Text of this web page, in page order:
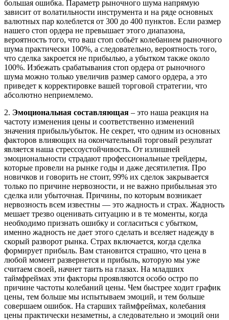
большая ошибка. Параметр рыночного шума напрямую
зависит от волатильности инструмента и на ряде основных
валютных пар колеблется от 300 до 400 пунктов. Если размер
нашего стоп ордера не превышает этого диапазона,
вероятность того, что ваш стоп собьёт колебанием рыночного
шума практически 100%, а следовательно, вероятность того,
что сделка закроется не прибылью, а убытком также около
100%. Избежать срабатывания стоп ордера от рыночного
шума можно только увеличив размер самого ордера, а это
приведет к корректировке вашей торговой стратегии, что
абсолютно неприемлемо.
2. Эмоциональная составляющая – это наша реакция на
частоту изменения цены и соответственно изменений
значения прибыль/убыток. Не секрет, что одним из основных
факторов влияющих на окончательный торговый результат
является наша стрессоустойчивость. От излишней
эмоциональности страдают профессиональные трейдеры,
которые провели на рынке годы и даже десятилетия. Про
новичков и говорить не стоит, 99% их сделок закрывается
только по причине нервозности, и не важно прибыльная это
сделка или убыточная. Причины, по которым возникает
нервозность всем известны — это жадность и страх. Жадность
мешает трезво оценивать ситуацию и в те моменты, когда
необходимо признать ошибку и согласиться с убытком,
именно жадность не дает этого сделать и вселяет надежду в
скорый разворот рынка. Страх включается, когда сделка
формирует прибыль. Вам становится страшно, что цена в
любой момент развернется и прибыль, которую мы уже
считаем своей, начнет таить на глазах. На младших
таймфреймах эти факторы проявляются особо остро по
причине частоты колебаний цены. Чем быстрее ходит график
цены, тем больше мы испытываем эмоций, и тем больше
совершаем ошибок. На старших таймфреймах, колебания
цены практически незаметны, а следовательно и эмоций они